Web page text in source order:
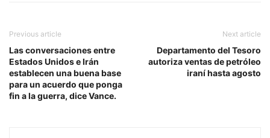
Previous article
Las conversaciones entre
Estados Unidos e Irán
establecen una buena base
para un acuerdo que ponga
fin a la guerra, dice Vance.
Next article
Departamento del Tesoro
autoriza ventas de petróleo
iraní hasta agosto